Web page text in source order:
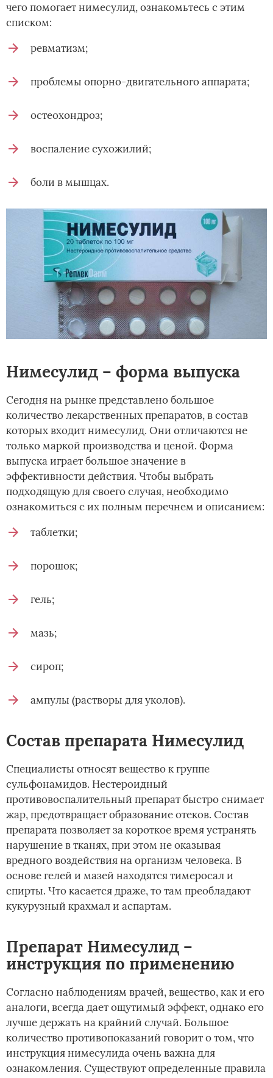
чего помогает нимесулид, ознакомьтесь с этим
списком:
ревматизм;
проблемы опорно-двигательного аппарата;
остеохондроз;
воспаление сухожилий;
боли в мышцах.
Нимесулид – форма выпуска
Сегодня на рынке представлено большое
количество лекарственных препаратов, в состав
которых входит нимесулид. Они отличаются не
только маркой производства и ценой. Форма
выпуска играет большое значение в
эффективности действия. Чтобы выбрать
подходящую для своего случая, необходимо
ознакомиться с их полным перечнем и описанием:
таблетки;
порошок;
гель;
мазь;
сироп;
ампулы (растворы для уколов).
Состав препарата Нимесулид
Специалисты относят вещество к группе
сульфонамидов. Нестероидный
противовоспалительный препарат быстро снимает
жар, предотвращает образование отеков. Состав
препарата позволяет за короткое время устранять
нарушение в тканях, при этом не оказывая
вредного воздействия на организм человека. В
основе гелей и мазей находятся тимеросал и
спирты. Что касается драже, то там преобладают
кукурузный крахмал и аспартам.
Препарат Нимесулид –
инструкция по применению
Согласно наблюдениям врачей, вещество, как и его
аналоги, всегда дает ощутимый эффект, однако его
лучше держать на крайний случай. Большое
количество противопоказаний говорит о том, что
инструкция нимесулида очень важна для
ознакомления. Существуют определенные правила